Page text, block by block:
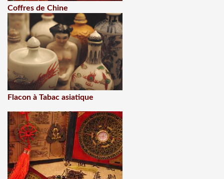
Coffres de Chine
Flacon à Tabac asiatique